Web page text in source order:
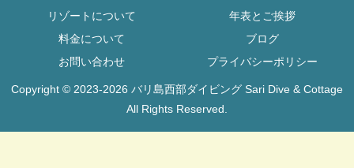
リゾートについて
年表とご挨拶
料金について
ブログ
お問い合わせ
プライバシーポリシー
Copyright © 2023-2026 バリ島西部ダイビング Sari Dive & Cottage
All Rights Reserved.